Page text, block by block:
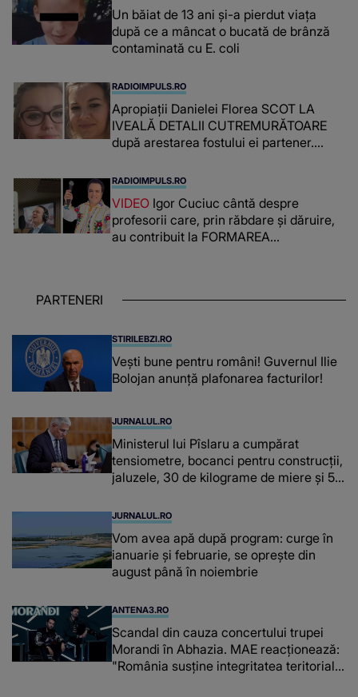
Un băiat de 13 ani și-a pierdut viața
după ce a mâncat o bucată de brânză
contaminată cu E. coli
RADIOIMPULS.RO
Apropiații Danielei Florea SCOT LA
IVEALĂ DETALII CUTREMURĂTOARE
după arestarea fostului ei partener.
românca ucisă în Italia și ascunsă în
lada unui pat: " Îmi pare rău că nu am
reușit să fac mai mult pentru ea și..."
RADIOIMPULS.RO
VIDEO Igor Cuciuc cântă despre
profesorii care, prin răbdare și dăruire,
au contribuit la FORMAREA
chiar și după trecerea anilor: "De
PARTENERI
STIRILEBZI.RO
Vești bune pentru români! Guvernul Ilie
Bolojan anunță plafonarea facturilor!
JURNALUL.RO
Ministerul lui Pîslaru a cumpărat
tensiometre, bocanci pentru construcții,
jaluzele, 30 de kilograme de miere și 50
JURNALUL.RO
Vom avea apă după program: curge în
ianuarie și februarie, se oprește din
august până în noiembrie
ANTENA3.RO
Scandal din cauza concertului trupei
Morandi în Abhazia. MAE reacționează:
"România susține integritatea teritorială